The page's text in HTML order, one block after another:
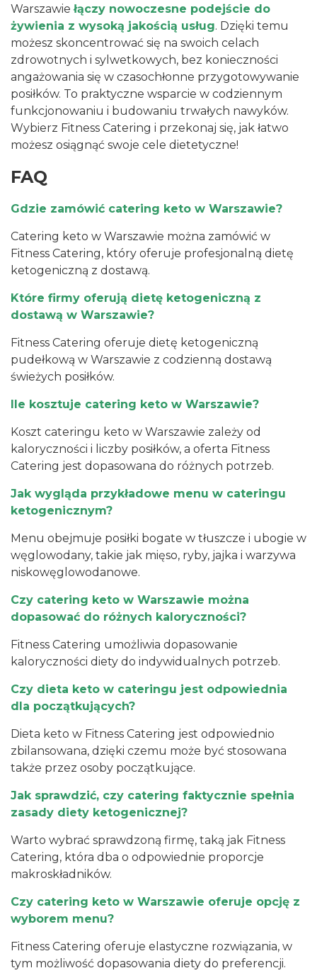
Warszawiełączy nowoczesne podejście do
żywienia z wysoką jakością usług. Dzięki temu
możesz skoncentrować się na swoich celach
zdrowotnych i sylwetkowych, bez konieczności
angażowania się w czasochłonne przygotowywanie
posiłków. To praktyczne wsparcie w codziennym
funkcjonowaniu i budowaniu trwałych nawyków.
Wybierz Fitness Catering i przekonaj się, jak łatwo
możesz osiągnąć swoje cele dietetyczne!
FAQ
Gdzie zamówić catering keto w Warszawie?
Catering keto w Warszawie można zamówić w
Fitness Catering, który oferuje profesjonalną dietę
ketogeniczną z dostawą.
Które firmy oferują dietę ketogeniczną z
dostawą w Warszawie?
Fitness Catering oferuje dietę ketogeniczną
pudełkową w Warszawie z codzienną dostawą
świeżych posiłków.
Ile kosztuje catering keto w Warszawie?
Koszt cateringu keto w Warszawie zależy od
kaloryczności i liczby posiłków, a oferta Fitness
Catering jest dopasowana do różnych potrzeb.
Jak wygląda przykładowe menu w cateringu
ketogenicznym?
Menu obejmuje posiłki bogate w tłuszcze i ubogie w
węglowodany, takie jak mięso, ryby, jajka i warzywa
niskowęglowodanowe.
Czy catering keto w Warszawie można
dopasować do różnych kaloryczności?
Fitness Catering umożliwia dopasowanie
kaloryczności diety do indywidualnych potrzeb.
Czy dieta keto w cateringu jest odpowiednia
dla początkujących?
Dieta keto w Fitness Catering jest odpowiednio
zbilansowana, dzięki czemu może być stosowana
także przez osoby początkujące.
Jak sprawdzić, czy catering faktycznie spełnia
zasady diety ketogenicznej?
Warto wybrać sprawdzoną firmę, taką jak Fitness
Catering, która dba o odpowiednie proporcje
makroskładników.
Czy catering keto w Warszawie oferuje opcję z
wyborem menu?
Fitness Catering oferuje elastyczne rozwiązania, w
tym możliwość dopasowania diety do preferencji.